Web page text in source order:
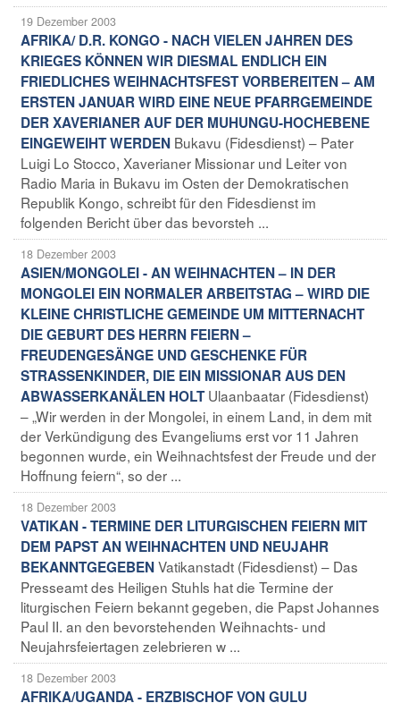
19 Dezember 2003
AFRIKA/ D.R. KONGO - NACH VIELEN JAHREN DES
KRIEGES KÖNNEN WIR DIESMAL ENDLICH EIN
FRIEDLICHES WEIHNACHTSFEST VORBEREITEN – AM
ERSTEN JANUAR WIRD EINE NEUE PFARRGEMEINDE
DER XAVERIANER AUF DER MUHUNGU-HOCHEBENE
EINGEWEIHT WERDEN Bukavu (Fidesdienst) – Pater
Luigi Lo Stocco, Xaverianer Missionar und Leiter von
Radio Maria in Bukavu im Osten der Demokratischen
Republik Kongo, schreibt für den Fidesdienst im
folgenden Bericht über das bevorsteh ...
18 Dezember 2003
ASIEN/MONGOLEI - AN WEIHNACHTEN – IN DER
MONGOLEI EIN NORMALER ARBEITSTAG – WIRD DIE
KLEINE CHRISTLICHE GEMEINDE UM MITTERNACHT
DIE GEBURT DES HERRN FEIERN –
FREUDENGESÄNGE UND GESCHENKE FÜR
STRASSENKINDER, DIE EIN MISSIONAR AUS DEN
ABWASSERKANÄLEN HOLT Ulaanbaatar (Fidesdienst)
– „Wir werden in der Mongolei, in einem Land, in dem mit
der Verkündigung des Evangeliums erst vor 11 Jahren
begonnen wurde, ein Weihnachtsfest der Freude und der
Hoffnung feiern“, so der ...
18 Dezember 2003
VATIKAN - TERMINE DER LITURGISCHEN FEIERN MIT
DEM PAPST AN WEIHNACHTEN UND NEUJAHR
BEKANNTGEGEBENVatikanstadt (Fidesdienst) – Das
Presseamt des Heiligen Stuhls hat die Termine der
liturgischen Feiern bekannt gegeben, die Papst Johannes
Paul II. an den bevorstehenden Weihnachts- und
Neujahrsfeiertagen zelebrieren w ...
18 Dezember 2003
AFRIKA/UGANDA - ERZBISCHOF VON GULU